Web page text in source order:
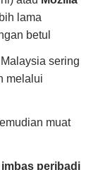
lama
betul
sering
melalui
muat
peribadi